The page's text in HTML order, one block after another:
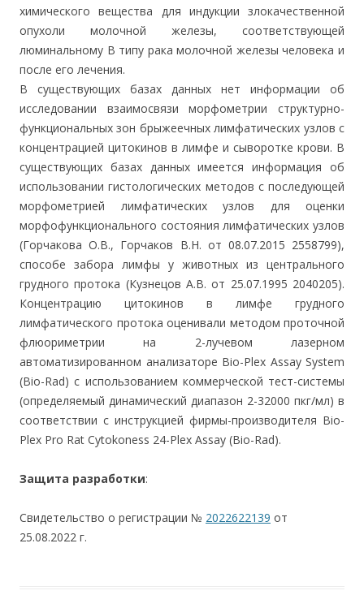
химического вещества для индукции злокачественной
опухоли молочной железы, соответствующей
люминальному В типу рака молочной железы человека и
после его лечения.
В существующих базах данных нет информации об
исследовании взаимосвязи морфометрии структурно-
функциональных зон брыжеечных лимфатических узлов с
концентрацией цитокинов в лимфе и сыворотке крови. В
существующих базах данных имеется информация об
использовании гистологических методов с последующей
морфометрией лимфатических узлов для оценки
морфофункционального состояния лимфатических узлов
(Горчакова О.В., Горчаков В.Н. от 08.07.2015 2558799),
способе забора лимфы у животных из центрального
грудного протока (Кузнецов А.В. от 25.07.1995 2040205).
Концентрацию цитокинов в лимфе грудного
лимфатического протока оценивали методом проточной
флюориметрии на 2-лучевом лазерном
автоматизированном анализаторе Bio-Plex Assay System
(Bio-Rad) c использованием коммерческой тест-системы
(определяемый динамический диапазон 2-32000 пкг/мл) в
соответствии с инструкцией фирмы-производителя Bio-
Plex Pro Rat Cytokoness 24-Plex Assay (Bio-Rad).
Защита разработки:
Свидетельство о регистрации № 2022622139 от
25.08.2022 г.